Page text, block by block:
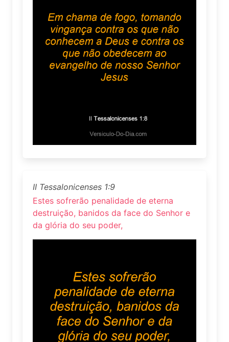
II Tessalonicenses 1:9
Estes sofrerão penalidade de eterna
destruição, banidos da face do Senhor e
da glória do seu poder,